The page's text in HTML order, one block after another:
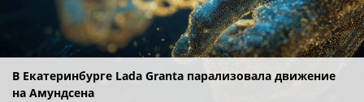
В Екатеринбурге Lada Granta парализовала движение
на Амундсена